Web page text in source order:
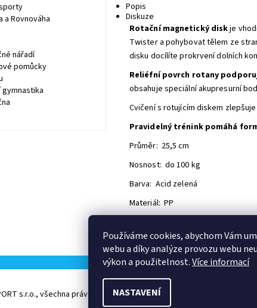
Popis
Diskuze
Rotační magnetický diskje
Twister a pohybovat tělem ze
disku docílíte prokrvení dolních
Reliéfní povrch rotany
obsahuje speciální akupresurní
Cvičení s rotujícím diskem
Pravidelný trénink pomáhá
Průměr: 25,5 cm
Nosnost: do 100 kg
Barva: Acid zelená
Materiál: PP
Přidat komentář
a Rovnováha
nářadí
pomůcky
s.r.o., všechna práva vyhrazena
Používáme cookies, abychom Vám
webu a díky analýze provozu webu
výkon a použitelnost.Více informací
NASTAVENÍ